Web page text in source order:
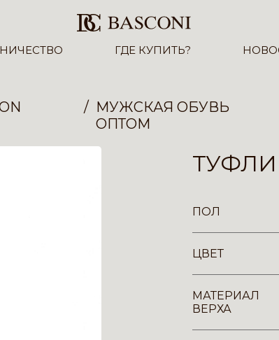
ГДЕ КУПИТЬ?
МУЖСКАЯ ОБУВЬ
ОПТОМ
ТУФЛИ
ПОЛ
ЦВЕТ
МАТЕРИАЛ
ВЕРХА